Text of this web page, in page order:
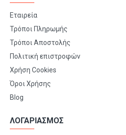
Εταιρεία
Τρόποι Πληρωμής
Τρόποι Αποστολής
Πολιτική επιστροφών
Χρήση Cookies
Όροι Χρήσης
Blog
ΛΟΓΑΡΙΑΣΜΟΣ